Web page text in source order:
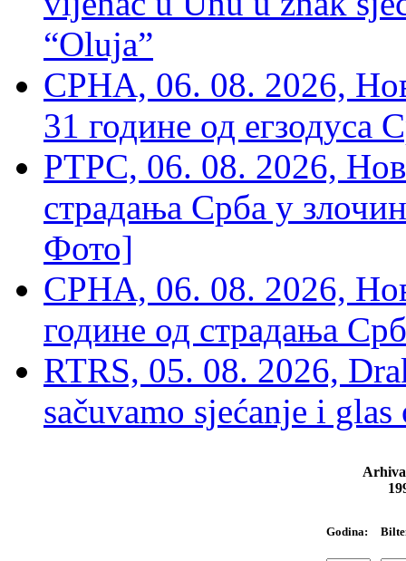
“Oluja”
СРНА, 06. 08. 2026,
31 године од егзодуса
РТРС, 06. 08. 2026,
страдања Срба у
Фото]
СРНА, 06. 08. 2026,
године од страдања
RTRS, 05. 08. 2026,
sačuvamo sjećanje i
Godina: